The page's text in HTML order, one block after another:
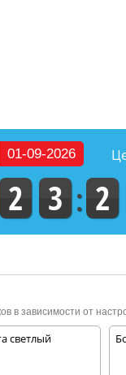
01-09-2026
2 3 2
в зависимости от
светлый